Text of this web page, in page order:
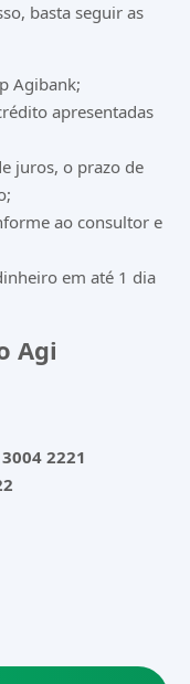
basta seguir as
Agibank;
apresentadas
juros, o prazo de
ao consultor e
em até 1 dia
Agi
3004 2221